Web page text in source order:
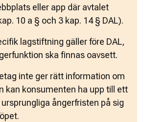
eller app där avtalet
10 a § och 3 kap. 14 § DAL).
lagstiftning gäller före DAL,
ska finnas oavsett.
inte ger rätt information om
kan konsumenten ha upp till ett
ångerfristen på sig